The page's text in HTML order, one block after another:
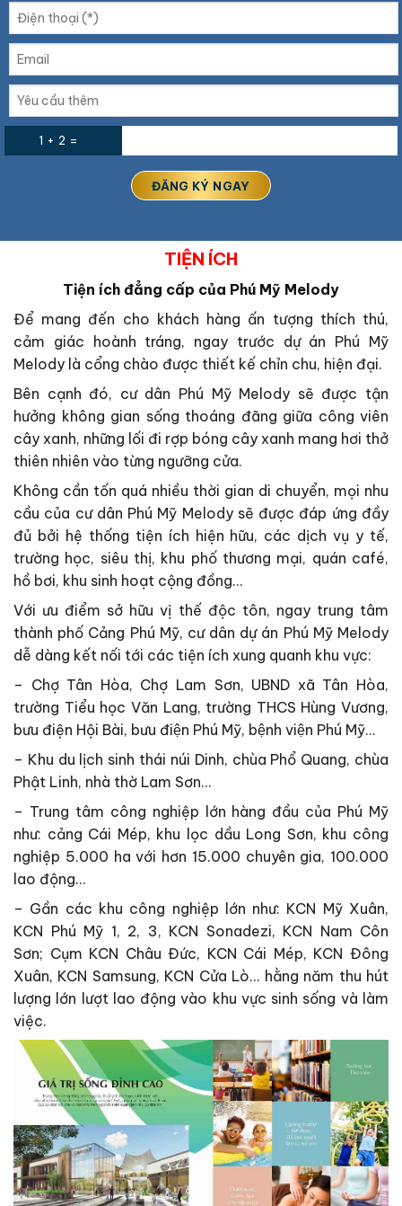
1 + 2 =
TIỆN ÍCH
Tiện ích đẳng cấp của Phú Mỹ Melody
Để mang đến cho khách hàng ấn tượng thích thú,
cảm giác hoành tráng, ngay trước dự án Phú Mỹ
Melody là cổng chào được thiết kế chỉn chu, hiện đại.
Bên cạnh đó, cư dân Phú Mỹ Melody sẽ được tận
hưởng không gian sống thoáng đãng giữa công viên
cây xanh, những lối đi rợp bóng cây xanh mang hơi thở
thiên nhiên vào từng ngưỡng cửa.
Không cần tốn quá nhiều thời gian di chuyển, mọi nhu
cầu của cư dân Phú Mỹ Melody sẽ được đáp ứng đầy
đủ bởi hệ thống tiện ích hiện hữu, các dịch vụ y tế,
trường học, siêu thị, khu phố thương mại, quán café,
hồ bơi, khu sinh hoạt cộng đồng…
Với ưu điểm sở hữu vị thế độc tôn, ngay trung tâm
thành phố Cảng Phú Mỹ, cư dân dự án Phú Mỹ Melody
dễ dàng kết nối tới các tiện ích xung quanh khu vực:
– Chợ Tân Hòa, Chợ Lam Sơn, UBND xã Tân Hòa,
trường Tiểu học Văn Lang, trường THCS Hùng Vương,
bưu điện Hội Bài, bưu điện Phú Mỹ, bệnh viện Phú Mỹ…
– Khu du lịch sinh thái núi Dinh, chùa Phổ Quang, chùa
Phật Linh, nhà thờ Lam Sơn…
– Trung tâm công nghiệp lớn hàng đầu của Phú Mỹ
như: cảng Cái Mép, khu lọc dầu Long Sơn, khu công
nghiệp 5.000 ha với hơn 15.000 chuyên gia, 100.000
lao động…
– Gần các khu công nghiệp lớn như: KCN Mỹ Xuân,
KCN Phú Mỹ 1, 2, 3, KCN Sonadezi, KCN Nam Côn
Sơn; Cụm KCN Châu Đức, KCN Cái Mép, KCN Đông
Xuân, KCN Samsung, KCN Cửa Lò… hằng năm thu hút
lượng lớn lượt lao động vào khu vực sinh sống và làm
việc.